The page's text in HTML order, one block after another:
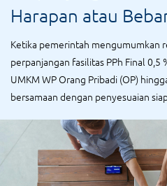
Harapan atau
UMKM?
Ketika pemerintah mengumumkan
perpanjangan fasilitas PPh Final 0,5
UMKM WP Orang Pribadi (OP)
bersamaan dengan penyesuaian